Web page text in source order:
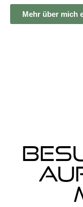
Mehr über mich